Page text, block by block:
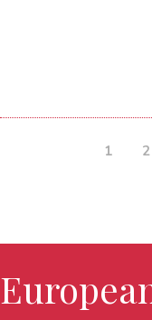
1 2